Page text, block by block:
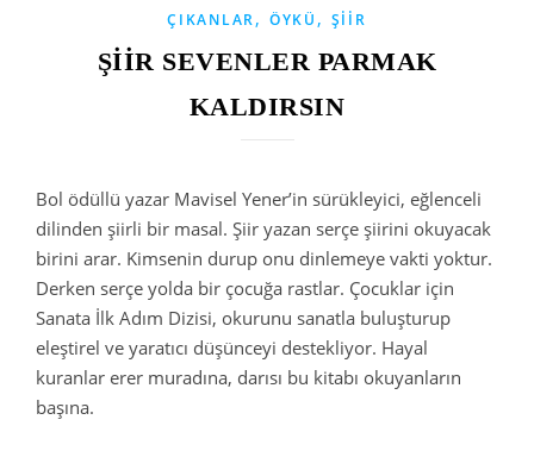
ÇIKANLAR, ÖYKÜ , ŞIIR
ŞİİR SEVENLER PARMAK
KALDIRSIN
Bol ödüllü yazar Mavisel Yener’in sürükleyici, eğlenceli
dilinden şiirli bir masal. Şiir yazan serçe şiirini okuyacak
birini arar. Kimsenin durup onu dinlemeye vakti yoktur.
Derken serçe yolda bir çocuğa rastlar. Çocuklar için
Sanata İlk Adım Dizisi, okurunu sanatla buluşturup
eleştirel ve yaratıcı düşünceyi destekliyor. Hayal
kuranlar erer muradına, darısı bu kitabı okuyanların
başına.